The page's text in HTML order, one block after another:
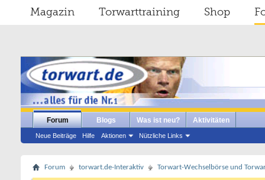
Magazin Torwarttraining Shop
Forum
Neue Beiträge Hilfe Aktionen Nützliche Links
Blogs Was ist neu? Aktivitäten
Forum torwart.de-Interaktiv Torwart-Wechselbörse und